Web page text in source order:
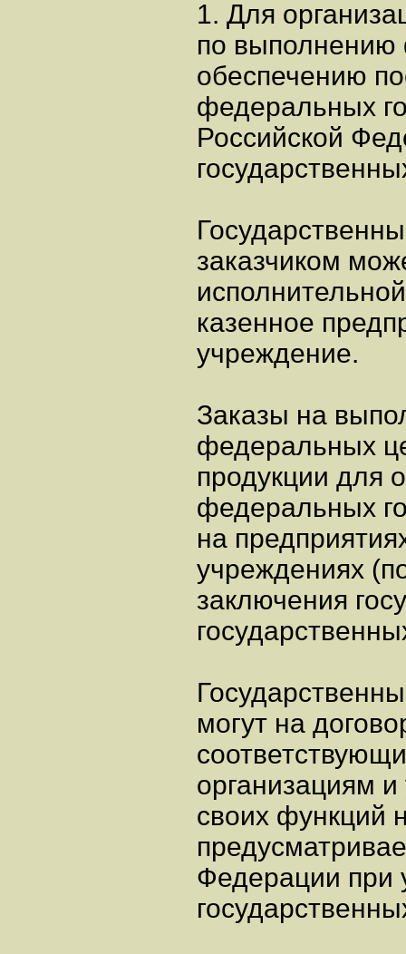
1. Для
по выполнению
обеспечению
федеральных
Российской
заказчиком
казенное
учреждение.
Заказы на
федеральных
продукции для
федеральных
на
учреждениях
заключения
могут на
организациям
своих функций
Федерации при